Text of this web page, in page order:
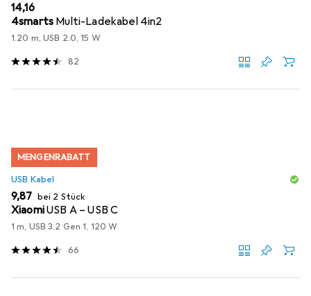
EUR
14,16
4smarts Multi-Ladekabel 4in2
1.20 m, USB 2.0, 15 W
82
MENGENRABATT
USB Kabel
EUR
9,87 bei 2 Stück
XiaomiUSB A – USB C
1 m, USB 3.2 Gen 1, 120 W
66